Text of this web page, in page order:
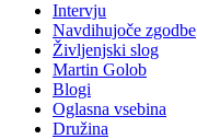
Intervju
Navdihujoče zgodbe
Življenjski slog
Martin Golob
Blogi
Oglasna vsebina
Družina